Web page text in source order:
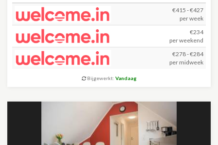
€415 - €427
per week
€234
per weekend
€278 - €284
per midweek
Bijgewerkt: Vandaag